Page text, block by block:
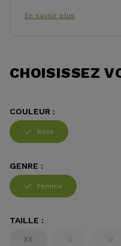
En savoir plus
CHOISISSEZ
COULEUR :
Rose
GENRE :
Femme
TAILLE :
XS S M